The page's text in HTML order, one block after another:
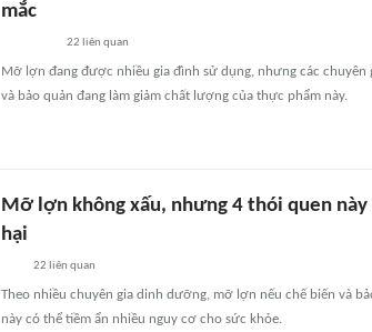
mắc
22 liên quan
Mỡ lợn đang được nhiều gia đình sử dụng, nhưng các chuyên
và bảo quản đang làm giảm chất lượng của thực phẩm này.
Mỡ lợn không xấu, nhưng 4 thói quen
hại
22 liên quan
Theo nhiều chuyên gia dinh dưỡng, mỡ lợn nếu chế biến và
này có thể tiềm ẩn nhiều nguy cơ cho sức khỏe.